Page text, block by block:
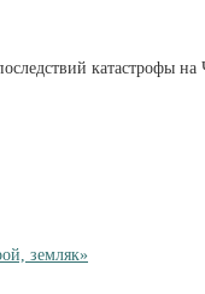
катастрофы
земляк»